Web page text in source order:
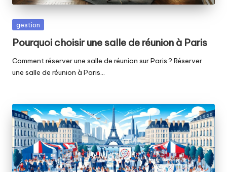
Posted
gestion
Pourquoi choisir une salle de réunion à Paris
Comment réserver une salle de réunion sur Paris ? Réserver
une salle de réunion à Paris…